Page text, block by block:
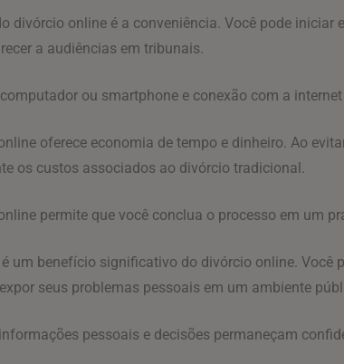
divórcio online é a conveniência. Você pode
a audiências em tribunais.
ou smartphone e conexão com a
oferece economia de tempo e dinheiro. Ao
os custos associados ao divórcio tradicional.
permite que você conclua o processo em um
um benefício significativo do divórcio online.
seus problemas pessoais em um ambiente
pessoais e decisões permaneçam